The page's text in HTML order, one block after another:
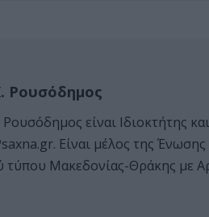
Ρουσόδημος
είναι Ιδιοκτήτης
Είναι μέλος της
τύπου Μακεδονίας-Θράκης με